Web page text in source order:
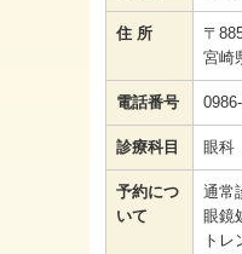
住 所
〒
宮崎
電話番号
診療科目 眼科
予約につ
いて
通常
眼鏡
トレ